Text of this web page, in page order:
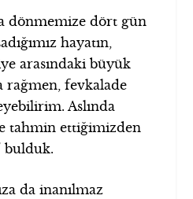
dönmemize dört gün
hayatın,
arasındaki büyük
rağmen, fevkalade
Aslında
tahmin ettiğimizden
bulduk.
da inanılmaz